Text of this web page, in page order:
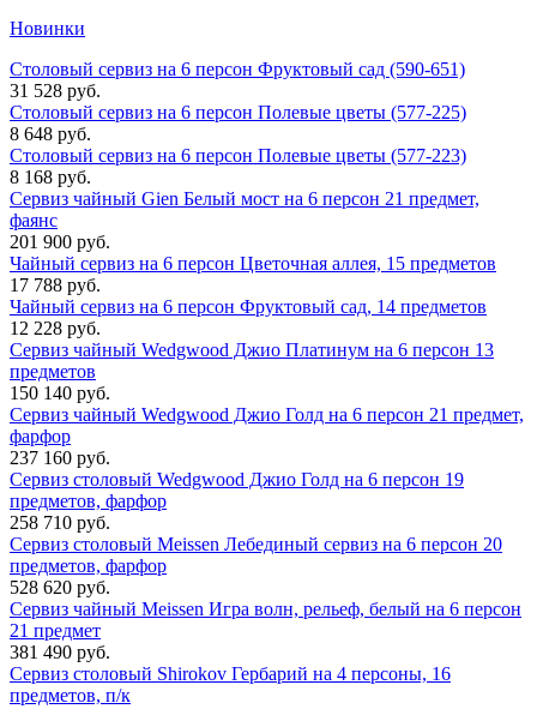
Новинки
Столовый сервиз на 6 персон Фруктовый сад (590-651)
31 528 руб.
Столовый сервиз на 6 персон Полевые цветы (577-225)
8 648 руб.
Столовый сервиз на 6 персон Полевые цветы (577-223)
8 168 руб.
Сервиз чайный Gien Белый мост на 6 персон 21 предмет,
фаянс
201 900 руб.
Чайный сервиз на 6 персон Цветочная аллея, 15 предметов
17 788 руб.
Чайный сервиз на 6 персон Фруктовый сад, 14 предметов
12 228 руб.
Сервиз чайный Wedgwood Джио Платинум на 6 персон 13
предметов
150 140 руб.
Сервиз чайный Wedgwood Джио Голд на 6 персон 21 предмет,
фарфор
237 160 руб.
Сервиз столовый Wedgwood Джио Голд на 6 персон 19
предметов, фарфор
258 710 руб.
Сервиз столовый Meissen Лебединый сервиз на 6 персон 20
предметов, фарфор
528 620 руб.
Сервиз чайный Meissen Игра волн, рельеф, белый на 6 персон
21 предмет
381 490 руб.
Сервиз столовый Shirokov Гербарий на 4 персоны, 16
предметов, п/к